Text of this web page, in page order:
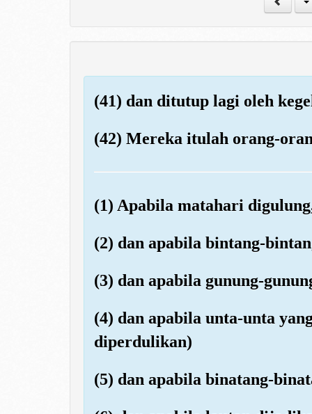
(41) dan ditutup lagi oleh
(42) Mereka itulah orang-
(1) Apabila matahari
(2) dan apabila bintang-
(3) dan apabila gunung-
(4) dan apabila unta-unta
diperdulikan)
(5) dan apabila binatang-